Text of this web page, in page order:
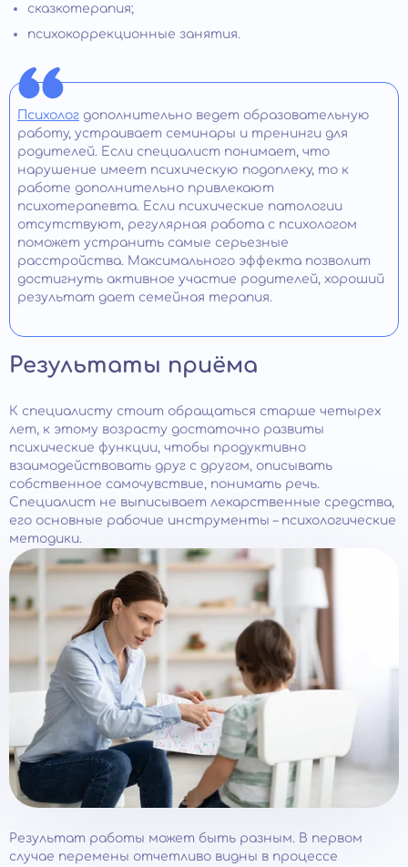
сказкотерапия;
психокоррекционные занятия.
Психолог дополнительно ведет образовательную
работу, устраивает семинары и тренинги для
родителей. Если специалист понимает, что
нарушение имеет психическую подоплеку, то к
работе дополнительно привлекают
психотерапевта. Если психические патологии
отсутствуют, регулярная работа с психологом
поможет устранить самые серьезные
расстройства. Максимального эффекта позволит
достигнуть активное участие родителей, хороший
результат дает семейная терапия.
Результаты приёма
К специалисту стоит обращаться старше четырех
лет, к этому возрасту достаточно развиты
психические функции, чтобы продуктивно
взаимодействовать друг с другом, описывать
собственное самочувствие, понимать речь.
Специалист не выписывает лекарственные средства,
его основные рабочие инструменты – психологические
методики.
Результат работы может быть разным. В первом
случае перемены отчетливо видны в процессе